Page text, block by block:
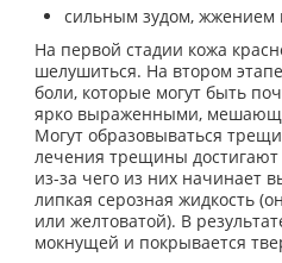
сильным зудом, жжением
На первой стадии кожа
шелушиться. На втором
боли, которые могут быть
ярко выраженными,
Могут образовываться
лечения трещины достигают
из-за чего из них начинает
липкая серозная жидкость
или желтоватой). В
мокнущей и покрывается